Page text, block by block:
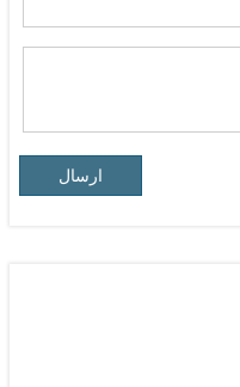
ارسال